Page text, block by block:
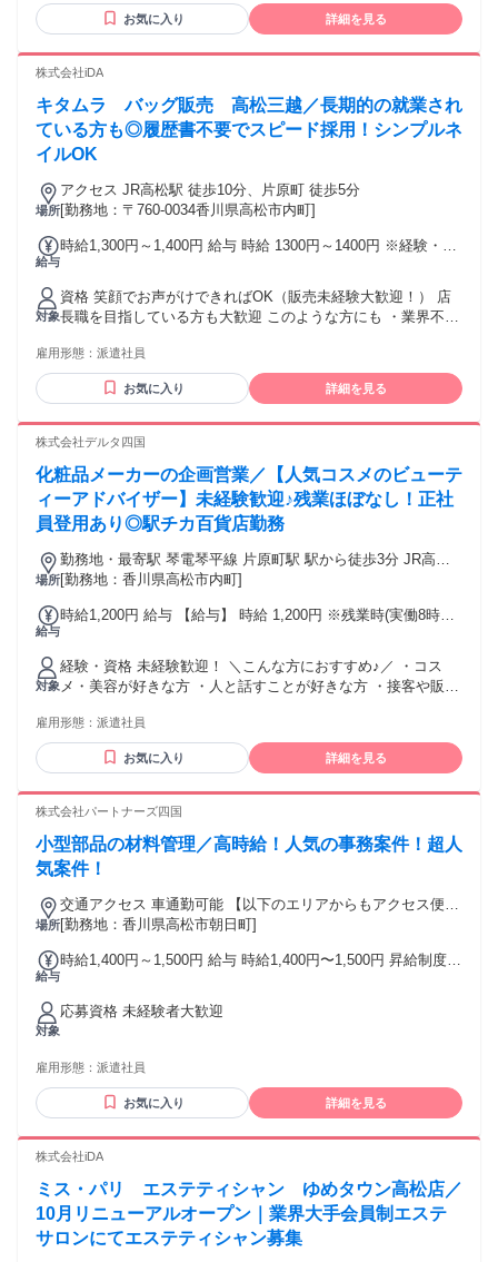
お気に入り 詳細を見る
株式会社iDA
キタムラ バッグ販売 高松三越／長期的の就業され
ている方も◎履歴書不要でスピード採用！シンプルネ
イルOK
場所
アクセス JR高松駅 徒歩10分、片原町 徒歩5分
[勤務地：〒760-0034香川県高松市内町]
給与
時給1,300円～1,400円 給与 時給 1300円～1400円 ※経験・ス
れます（※上限、条件あり） 交通費：通勤交通費全額支給
対象
資格 笑顔でお声がけできればOK（販売未経験大歓迎！） 店
長職を目指している方も大歓迎 このような方にも ・業界不問
雇用形態： 派遣社員
お気に入り 詳細を見る
株式会社デルタ四国
化粧品メーカーの企画営業／【人気コスメのビューテ
ィーアドバイザー】未経験歓迎♪残業ほぼなし！正社
員登用あり◎駅チカ百貨店勤務
場所
勤務地・最寄駅 琴電琴平線 片原町駅 駅から徒歩3分 JR高徳
線 高松駅 駅から徒歩12分
[勤務地：香川県高松市内町]
給与
時給1,200円 給与 【給与】 時給 1,200円 ※残業時(実働8時間
払い/週払いサービス有(規定有) ＊専用アプリからカンタン申
請＊ 【交通費】 ※交通費別途支給(上限15,000円/月)
対象
経験・資格 未経験歓迎！ ＼こんな方におすすめ♪／ ・コス
メ・美容が好きな方 ・人と話すことが好きな方 ・接客や販売
ある方 【必須】 PC基本操作(Excel・Word) ※接客・販売経験
がある方は経験を活かせます。
雇用形態： 派遣社員
お気に入り 詳細を見る
株式会社パートナーズ四国
小型部品の材料管理／高時給！人気の事務案件！超人
気案件！
場所
交通アクセス 車通勤可能 【以下のエリアからもアクセス便
利】 さぬき市 三木町 丸亀市 綾川町 坂出市
[勤務地：香川県高松市朝日町]
給与
時給1,400円～1,500円 給与 時給1,400円〜1,500円 昇給制度あ
対象
応募資格 未経験者大歓迎
雇用形態： 派遣社員
お気に入り 詳細を見る
株式会社iDA
ミス・パリ エステティシャン ゆめタウン高松店／
10月リニューアルオープン｜業界大手会員制エステ
サロンにてエステティシャン募集